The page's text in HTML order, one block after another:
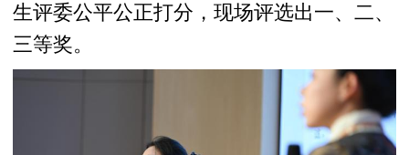
生评委公平公正打分，现场评选出一、二、
三等奖。